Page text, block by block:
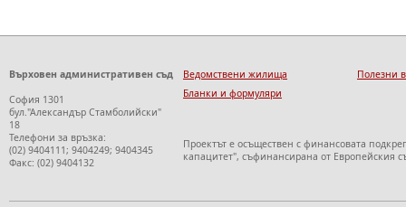
Върховен административен съд
София 1301
бул."Александър Стамболийски"
18
Телефони за връзка:
(02) 9404111; 9404249; 9404345
Факс: (02) 9404132
Ведомствени жилища
Бланки и формуляри
Полезни
Проектът е осъществен с финансовата
капацитет", съфинансирана от Европейския